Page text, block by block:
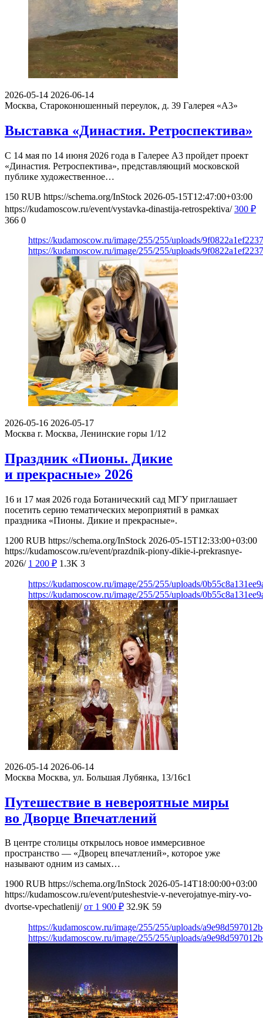
2026-05-14 2026-06-14
Москва, Староконюшенный переулок, д. 39 Галерея «А3»
Выставка «Династия. Ретроспектива»
С 14 мая по 14 июня 2026 года в Галерее А3 пройдет проект
«Династия. Ретроспектива», представляющий московской
публике художественное…
150 RUB https://schema.org/InStock 2026-05-15T12:47:00+03:00
https://kudamoscow.ru/event/vystavka-dinastija-retrospektiva/ 300 ₽
366 0
https://kudamoscow.ru/image/255/255/uploads/
https://kudamoscow.ru/image/255/255/uploads/
2026-05-16 2026-05-17
Москва г. Москва, Ленинские горы 1/12
Праздник «Пионы. Дикие
и прекрасные» 2026
16 и 17 мая 2026 года Ботанический сад МГУ приглашает
посетить серию тематических мероприятий в рамках
праздника «Пионы. Дикие и прекрасные».
1200 RUB https://schema.org/InStock 2026-05-15T12:33:00+03:00
https://kudamoscow.ru/event/prazdnik-piony-dikie-i-prekrasnye-
2026/ 1 200 ₽ 1.3K 3
https://kudamoscow.ru/image/255/255/uploads/
https://kudamoscow.ru/image/255/255/uploads/
2026-05-14 2026-06-14
Москва Москва, ул. Большая Лубянка, 13/16с1
Путешествие в невероятные миры
во Дворце Впечатлений
В центре столицы открылось новое иммерсивное
пространство — «Дворец впечатлений», которое уже
называют одним из самых…
1900 RUB https://schema.org/InStock 2026-05-14T18:00:00+03:00
https://kudamoscow.ru/event/puteshestvie-v-neverojatnye-miry-vo-
dvortse-vpechatlenij/ от 1 900 ₽ 32.9K 59
https://kudamoscow.ru/image/255/255/uploads/
https://kudamoscow.ru/image/255/255/uploads/